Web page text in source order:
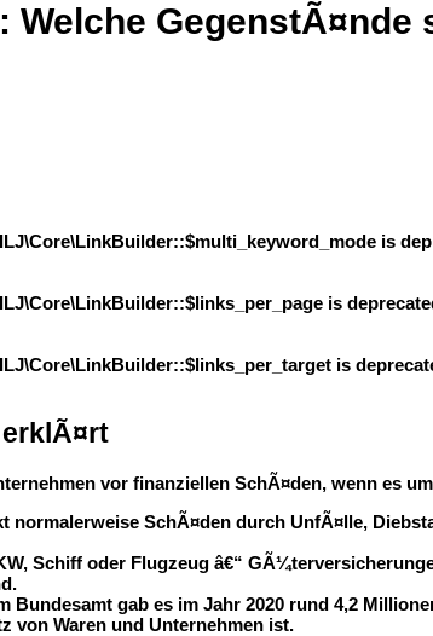
is
is
is
vor finanziellen SchÃ¤den, wenn es
normalerweise SchÃ¤den durch UnfÃ¤lle,
Schiff oder Flugzeug â€“
Bundesamt gab es im Jahr 2020 rund 4,2
Waren und Unternehmen ist.